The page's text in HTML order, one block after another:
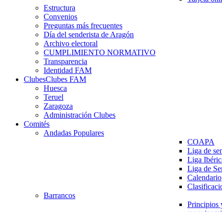
Estructura
Convenios
Preguntas más frecuentes
Día del senderista de Aragón
Archivo electoral
CUMPLIMIENTO NORMATIVO
Transparencia
Identidad FAM
ClubesClubes FAM
Huesca
Teruel
Zaragoza
Administración Clubes
Comités
Andadas Populares
COAPA
Liga de
Liga
Liga de
Calendario
Barrancos
Principios